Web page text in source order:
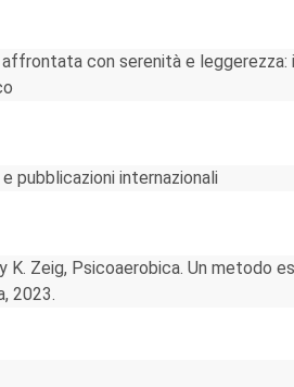
con serenità e leggerezza:
pubblicazioni internazionali
K. Zeig, Psicoaerobica. Un metodo
2023.